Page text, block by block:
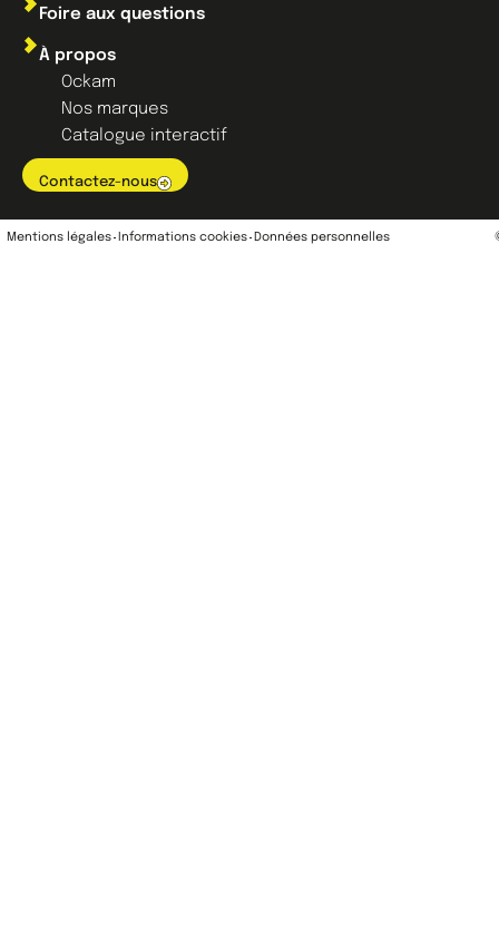
À propos
Ockam
Nos marques
Catalogue interactif
Contactez-nous
Foire aux questions
Mentions légales Informations cookies Données personnelles